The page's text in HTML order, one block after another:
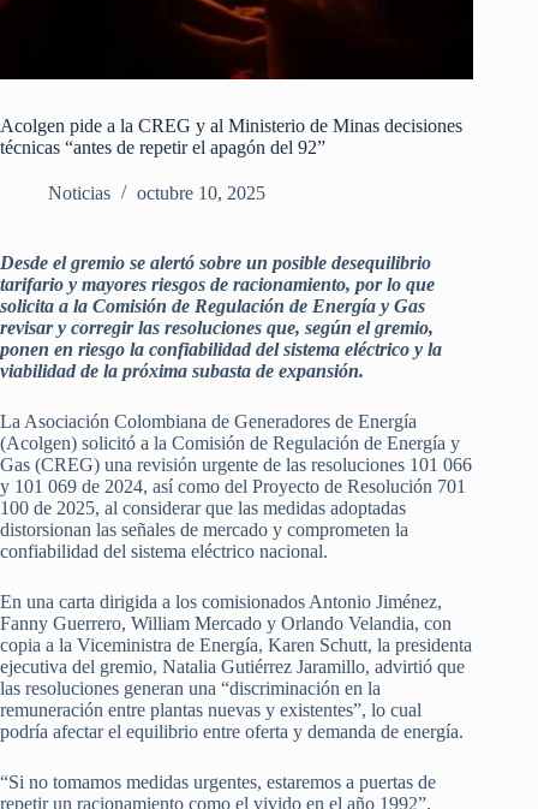
Acolgen pide a la CREG y al Ministerio de Minas decisiones
técnicas “antes de repetir el apagón del 92”
Noticias octubre 10, 2025
Desde el gremio se alertó sobre un posible desequilibrio
tarifario y mayores riesgos de racionamiento, por lo que
solicita a la Comisión de Regulación de Energía y Gas
revisar y corregir las resoluciones que, según el gremio,
ponen en riesgo la confiabilidad del sistema eléctrico y la
viabilidad de la próxima subasta de expansión.
La Asociación Colombiana de Generadores de Energía
(Acolgen) solicitó a la Comisión de Regulación de Energía y
Gas (CREG) una revisión urgente de las resoluciones 101 066
y 101 069 de 2024, así como del Proyecto de Resolución 701
100 de 2025, al considerar que las medidas adoptadas
distorsionan las señales de mercado y comprometen la
confiabilidad del sistema eléctrico nacional.
En una carta dirigida a los comisionados Antonio Jiménez,
Fanny Guerrero, William Mercado y Orlando Velandia, con
copia a la Viceministra de Energía, Karen Schutt, la presidenta
ejecutiva del gremio, Natalia Gutiérrez Jaramillo, advirtió que
las resoluciones generan una “discriminación en la
remuneración entre plantas nuevas y existentes”, lo cual
podría afectar el equilibrio entre oferta y demanda de energía.
“Si no tomamos medidas urgentes, estaremos a puertas de
repetir un racionamiento como el vivido en el año 1992”,